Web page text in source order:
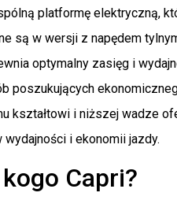
platformę elektryczną,
są w wersji z napędem
optymalny zasięg i
poszukujących
kształtowi i niższej wadze
i ekonomii jazdy.
Capri?